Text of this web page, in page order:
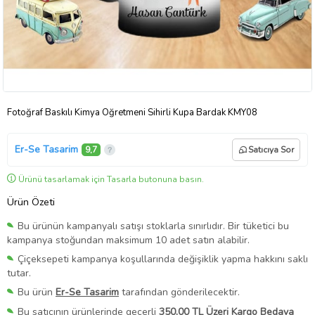
Fotoğraf Baskılı Kimya Öğretmeni Sihirli Kupa Bardak KMY08
Er-Se Tasarim 9,7 Satıcıya Sor
Ürünü tasarlamak için Tasarla butonuna basın.
Ürün Özeti
Bu ürünün kampanyalı satışı stoklarla sınırlıdır. Bir tüketici bu
kampanya stoğundan maksimum 10 adet satın alabilir.
Çiçeksepeti kampanya koşullarında değişiklik yapma hakkını saklı
tutar.
Bu ürün Er-Se Tasarim tarafından gönderilecektir.
Bu satıcının ürünlerinde geçerli 350,00 TL Üzeri Kargo Bedava